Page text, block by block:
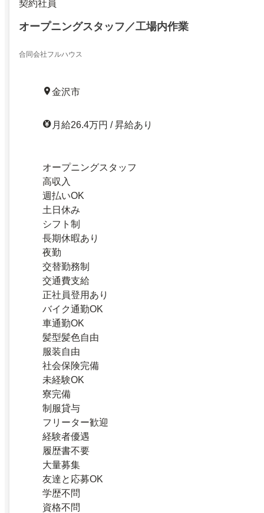
契約社員
オープニングスタッフ／工場内作業
合同会社フルハウス
金沢市
月給26.4万円 / 昇給あり
オープニングスタッフ
高収入
週払いOK
土日休み
シフト制
長期休暇あり
夜勤
交替勤務制
交通費支給
正社員登用あり
バイク通勤OK
車通勤OK
髪型髪色自由
服装自由
社会保険完備
未経験OK
寮完備
制服貸与
フリーター歓迎
経験者優遇
履歴書不要
大量募集
友達と応募OK
学歴不問
資格不問